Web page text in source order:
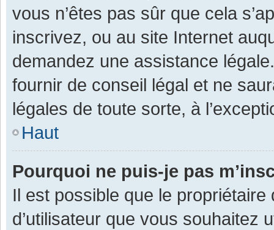
vous n’êtes pas sûr que cela
inscrivez, ou au site Internet
demandez une assistance
fournir de conseil légal et ne
légales de toute sorte, à
Haut
Pourquoi ne puis-je pas
Il est possible que le
d’utilisateur que vous souhaitez